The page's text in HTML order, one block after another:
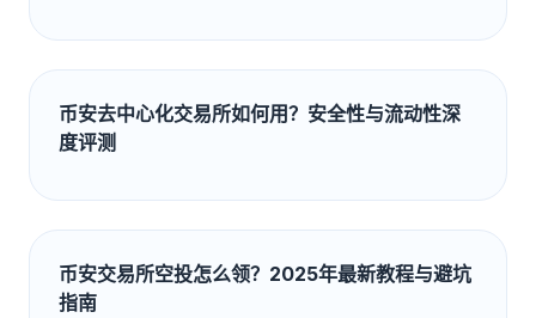
币安去中心化交易所如何用？安全性与流动性深
度评测
币安交易所空投怎么领？2025年最新教程与避坑
指南